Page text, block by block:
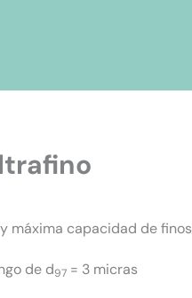
máxima capacidad de finos
de d97 = 3 micras